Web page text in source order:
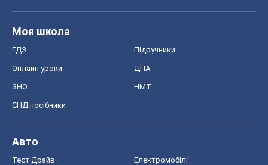
Моя школа
ГДЗ Підручники
Онлайн уроки ДПА
ЗНО НМТ
СНД посібники
Авто
Тест Драйв Електромобілі